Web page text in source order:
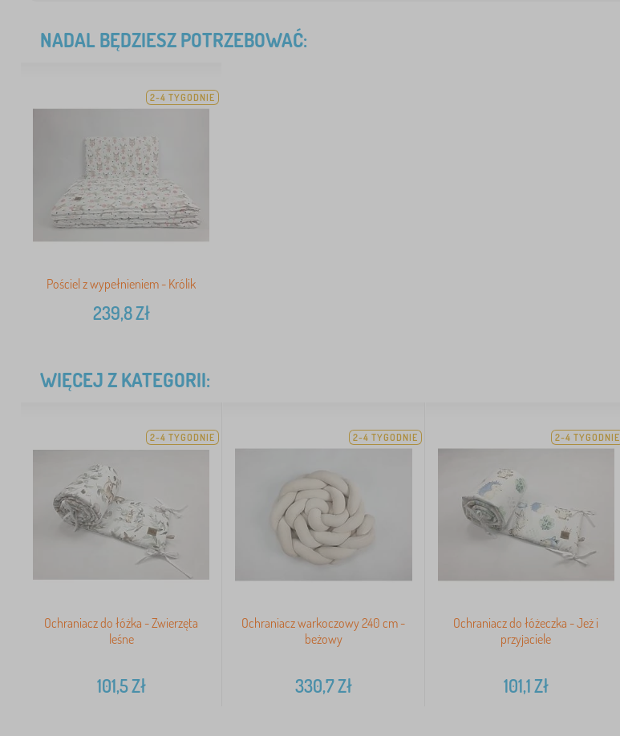
NADAL BĘDZIESZ POTRZEBOWAĆ:
2-4 TYGODNIE
Pościel z wypełnieniem - Królik
239,8Zł
WIĘCEJ Z KATEGORII:
2-4 TYGODNIE
Ochraniacz do łóżka - Zwierzęta
leśne
101,5Zł
2-4 TYGODNIE
Ochraniacz warkoczowy 240 cm -
beżowy
330,7Zł
2-4 TYGODNIE
Ochraniacz do łóżeczka - Jeż i
przyjaciele
101,1Zł